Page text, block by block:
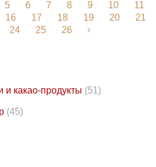
5 6 7 8 9 10
11
16 17 18 19 20
21
24 25 26
и какао-продукты (51)
(45)